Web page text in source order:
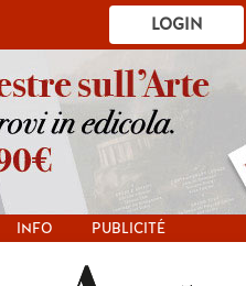
LOGIN
INFO PUBLICITÉ